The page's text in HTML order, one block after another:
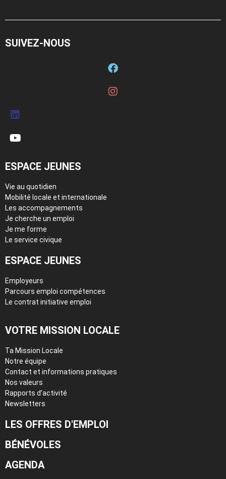
SUIVEZ-NOUS
ESPACE JEUNES
Vie au quotidien
Mobilité locale et internationale
Les accompagnements
Je cherche un emploi
Je me forme
Le service civique
ESPACE JEUNES
Employeurs
Parcours emploi compétences
Le contrat initiative emploi
VOTRE MISSION LOCALE
Ta Mission Locale
Notre équipe
Contact et informations pratiques
Nos valeurs
Rapports d’activité
Newsletters
LES OFFRES D'EMPLOI
BÉNÉVOLES
AGENDA